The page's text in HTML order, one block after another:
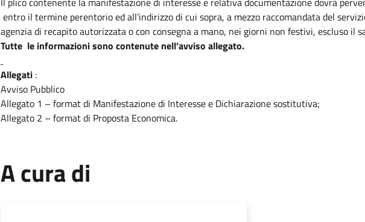
entro il termine perentorio ed all’indirizzo di cui sopra, a mezzo raccomandata del
agenzia di recapito autorizzata o con consegna a mano, nei giorni non festivi, escluso il
Tutte le informazioni sono contenute nell’avviso allegato.
Allegati:
Avviso Pubblico
Allegato 1 – format di Manifestazione di Interesse e Dichiarazione sostitutiva;
Allegato 2 – format di Proposta Economica.
A cura di